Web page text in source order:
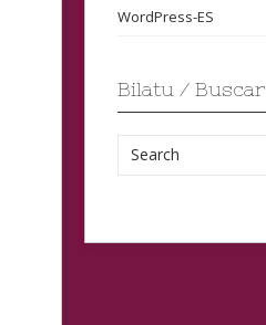
WordPress-ES
Bilatu / Buscar